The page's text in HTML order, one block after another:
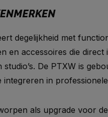
degelijkheid met
en accessoires die
De PTXW is
in
als upgrade voor